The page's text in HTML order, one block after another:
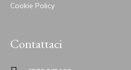
Cookie Policy
Contattaci